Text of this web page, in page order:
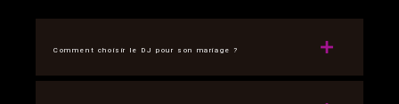
Comment choisir le DJ pour son mariage ?